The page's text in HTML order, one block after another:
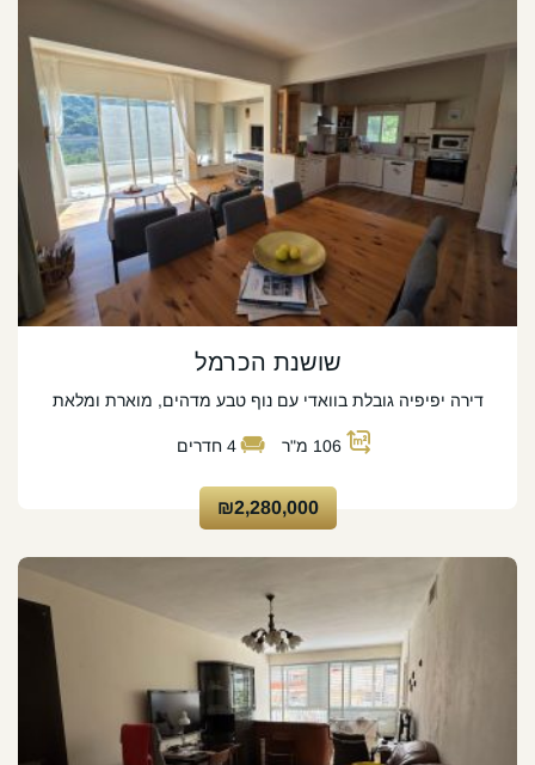
שושנת הכרמל
דירה יפיפיה גובלת בוואדי עם נוף טבע מדהים, מוארת ומלאת
106 מ"ר 4 חדרים
₪2,280,000